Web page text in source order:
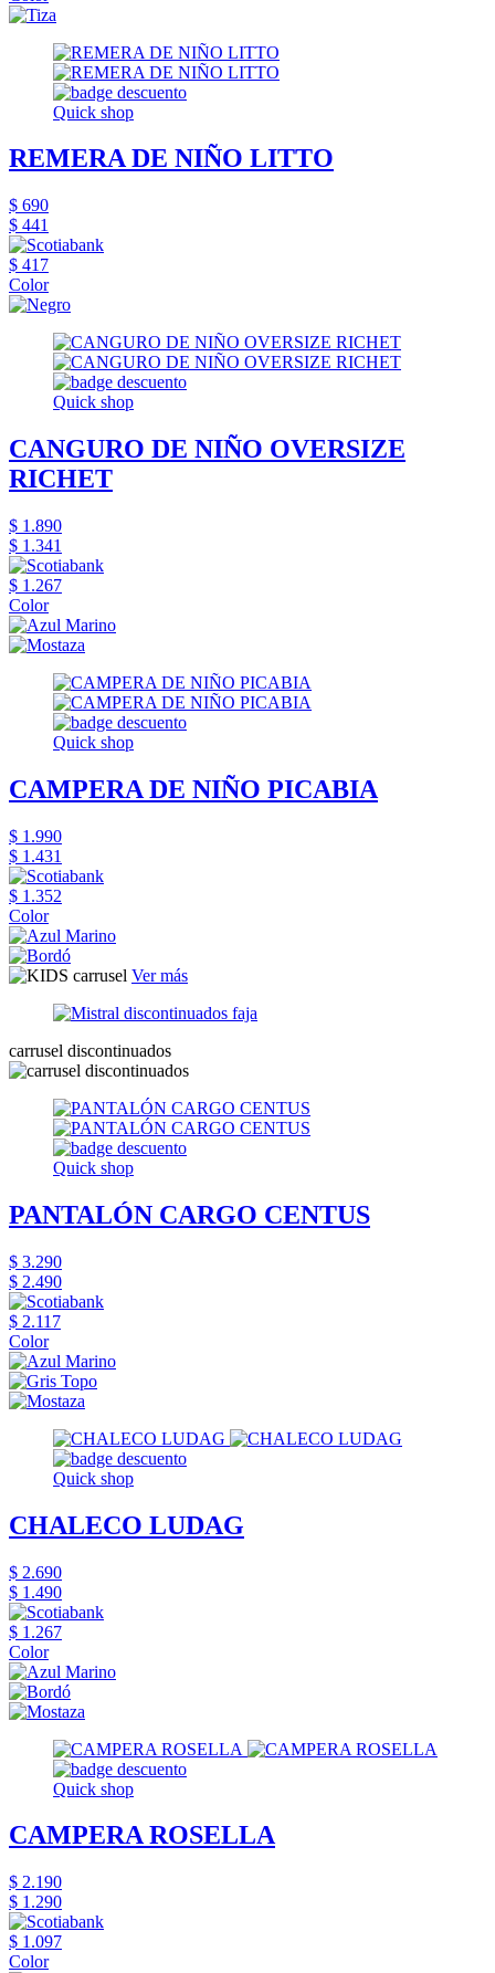
Quick shop
REMERA DE NIÑO LITTO
$ 690
$ 441
$ 417
Color
Quick shop
CANGURO DE NIÑO OVERSIZE
RICHET
$ 1.890
$ 1.341
$ 1.267
Color
Quick shop
CAMPERA DE NIÑO PICABIA
$ 1.990
$ 1.431
$ 1.352
Color
Ver más
carrusel discontinuados
Quick shop
PANTALÓN CARGO CENTUS
$ 3.290
$ 2.490
$ 2.117
Color
Quick shop
CHALECO LUDAG
$ 2.690
$ 1.490
$ 1.267
Color
Quick shop
CAMPERA ROSELLA
$ 2.190
$ 1.290
$ 1.097
Color